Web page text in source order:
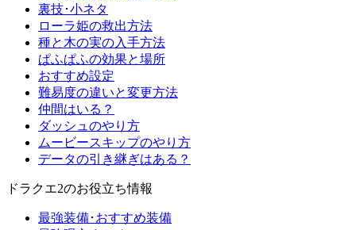
裏技･小ネタ
ローラ姫の救出方法
種と木の実の入手方法
ぱふぱふの効果と場所
おすすめ設定
難易度の違いと変更方法
仲間はいる？
ダッシュのやり方
ムービースキップのやり方
データの引き継ぎはある？
ドラクエ2のお役立ち情報
最強装備･おすすめ装備